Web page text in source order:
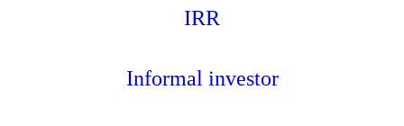
IRR
Informal investor